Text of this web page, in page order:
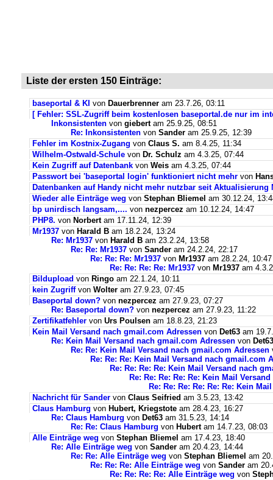
Liste der ersten 150 Einträge:
baseportal & KI von Dauerbrenner am 23.7.26, 03:11
[ Fehler: SSL-Zugriff beim kostenlosen baseportal.de nur im
Inkonsistenten von giebertam 25.9.25, 08:51
Re: Inkonsistenten von Sander am 25.9.25, 12:39
Fehler im Kostnix-Zugang von Claus S. am 8.4.25, 11:34
Wilhelm-Ostwald-Schule von Dr. Schulz am 4.3.25, 07:44
Kein Zugriff auf Datenbank von Weis am 4.3.25, 07:44
Passwort bei 'baseportal login' funktioniert nicht mehr von
Datenbanken auf Handy nicht mehr nutzbar seit Aktualisierung
Wieder alle Einträge weg von Stephan Bliemel am 30.12.24,
bp unirdisch langsam,.... von nezpercez am 10.12.24, 14:47
PHP8. von Norbertam 17.11.24, 12:39
Mr1937 von Harald B am 18.2.24, 13:24
Re: Mr1937 von Harald B am 23.2.24, 13:58
Re: Re: Mr1937 von Sander am 24.2.24, 22:17
Re: Re: Re: Mr1937 von Mr1937 am 28.2.24, 10:47
Re: Re: Re: Re: Mr1937 von Mr1937 am
Bildupload von Ringo am 22.1.24, 10:11
kein Zugriffvon Wolter am 27.9.23, 07:45
Baseportal down? von nezpercez am 27.9.23, 07:27
Re: Baseportal down? von nezpercez am 27.9.23, 11:22
Zertifikatfehler von Urs Poulsen am 18.8.23, 21:23
Kein Mail Versand nach gmail.com Adressen von Det63 am
Re: Kein Mail Versand nach gmail.com Adressen von Det63
Re: Re: Kein Mail Versand nach gmail.com Adressen
Re: Re: Re: Kein Mail Versand nach gmail.com
Re: Re: Re: Re: Kein Mail Versand nach
Re: Re: Re: Re: Re: Kein Mail
Re: Re: Re: Re: Re: Re: Kein
Nachricht für Sander von Claus Seifried am 3.5.23, 13:42
Claus Hamburg von Hubert, Kriegstote am 28.4.23, 16:27
Re: Claus Hamburg von Det63 am 31.5.23, 14:14
Re: Re: Claus Hamburg von Hubertam 14.7.23, 08:03
Alle Einträge weg von Stephan Bliemel am 17.4.23, 18:40
Re: Alle Einträge weg von Sander am 20.4.23, 14:44
Re: Re: Alle Einträge weg von Stephan Bliemel am
Re: Re: Re: Alle Einträge weg von Sander am
Re: Re: Re: Re: Alle Einträge weg von